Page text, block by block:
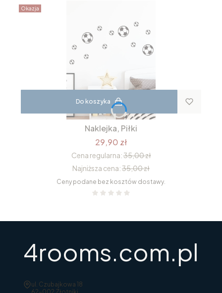
Okazja
Do koszyka
Naklejka, Piłki
29,90 zł
Cena regularna:35,00 zł
Najniższa cena:35,00 zł
Ceny podane bez kosztów dostawy.
4rooms.com.pl
Adres:
ul. Czubajkowa 18
62-002 Złotniki